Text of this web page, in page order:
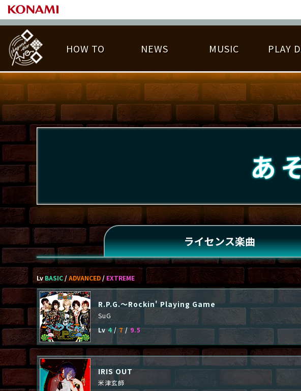
HOW TO
基
NEWS MUSIC
遊べ
PLAY
PLAY DATA TOP EMBLEM
称号 プレー履歴
ライバル一覧 逆ライバル一覧
大会参加 大
LICENSE HIT CHART ORIGINAL HIT
あ
ライセンス楽曲
LvBASIC /ADVANCED / EXTREME
R.P.G.～Rockin' Playing Game
SuG
Lv4/7/ 9.5
IRIS OUT
米津玄師